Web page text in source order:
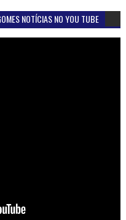
NOTÍCIAS NO YOU TUBE